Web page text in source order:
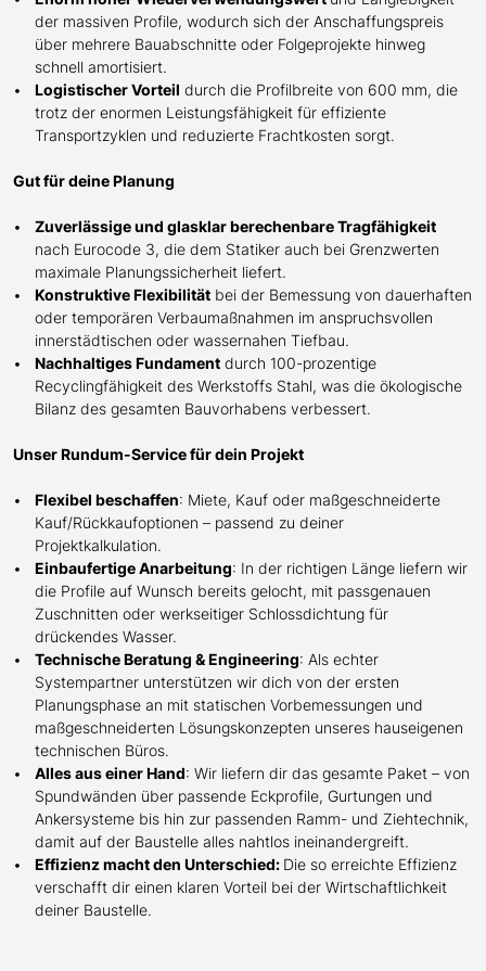
der massiven Profile, wodurch sich der Anschaffungspreis
über mehrere Bauabschnitte oder Folgeprojekte hinweg
schnell amortisiert.
Logistischer Vorteil durch die Profilbreite von 600 mm, die
trotz der enormen Leistungsfähigkeit für effiziente
Transportzyklen und reduzierte Frachtkosten sorgt.
Gut für deine Planung
Zuverlässige und glasklar berechenbare Tragfähigkeit
nach Eurocode 3, die dem Statiker auch bei Grenzwerten
maximale Planungssicherheit liefert.
Konstruktive Flexibilität bei der Bemessung von dauerhaften
oder temporären Verbaumaßnahmen im anspruchsvollen
innerstädtischen oder wassernahen Tiefbau.
Nachhaltiges Fundament durch 100-prozentige
Recyclingfähigkeit des Werkstoffs Stahl, was die ökologische
Bilanz des gesamten Bauvorhabens verbessert.
Unser Rundum-Service für dein Projekt
Flexibel beschaffen: Miete, Kauf oder maßgeschneiderte
Kauf/Rückkaufoptionen – passend zu deiner
Projektkalkulation.
Einbaufertige Anarbeitung: In der richtigen Länge liefern wir
die Profile auf Wunsch bereits gelocht, mit passgenauen
Zuschnitten oder werkseitiger Schlossdichtung für
drückendes Wasser.
Technische Beratung & Engineering: Als echter
Systempartner unterstützen wir dich von der ersten
Planungsphase an mit statischen Vorbemessungen und
maßgeschneiderten Lösungskonzepten unseres hauseigenen
technischen Büros.
Alles aus einer Hand: Wir liefern dir das gesamte Paket – von
Spundwänden über passende Eckprofile, Gurtungen und
Ankersysteme bis hin zur passenden Ramm- und Ziehtechnik,
damit auf der Baustelle alles nahtlos ineinandergreift.
Effizienz macht den Unterschied: Die so erreichte Effizienz
verschafft dir einen klaren Vorteil bei der Wirtschaftlichkeit
deiner Baustelle.